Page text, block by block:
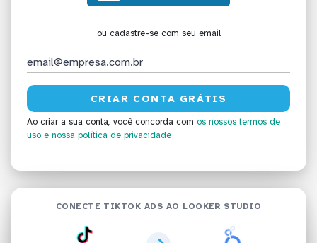
ou cadastre-se com seu email
Ao criar a sua conta, você concorda com os nossos termos de
uso e nossa política de privacidade
CONECTE TIKTOK ADS AO LOOKER STUDIO